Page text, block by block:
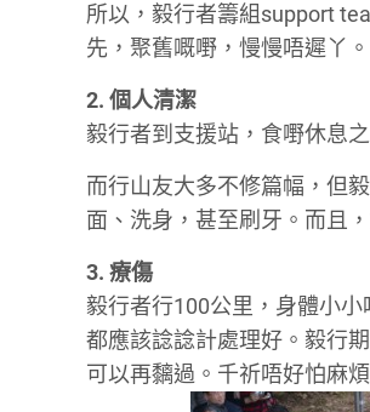
所以，毅行者籌組support
先，聚舊嘅嘢，慢慢唔遲丫。
2. 個人清潔
毅行者到支援站，食嘢休息
而行山友大多不修篇幅，但
面、洗身，甚至刷牙。而且
3. 療傷
毅行者行100公里，身體小
都應該諗諗計處理好。毅行
可以再黐過。千祈唔好怕麻